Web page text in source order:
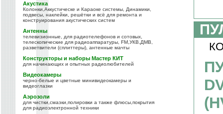
Акустика
Колонки,Аккустическе и Караоке системы, Динамики,
подвесы, наклейки, решётки и всё для ремонта и
конструирования акустических систем
Антенны
телевизионные, для радиотелефонов и сотовых,
телескопические для радиоаппаратуры, FM,УКВ,ДМВ,
разветвители (сплиттеры), антенные мачты
Конструкторы и наборы Мастер КИТ
для начинающих и опытных радиолюбителей
Видеокамеры
черно-белые и цветные минивидеокамеры и
видеоглазки
Аэрозоли
для чистки,смазки,полировки а также флюсы,покрытия
для радиоэлектронной техники